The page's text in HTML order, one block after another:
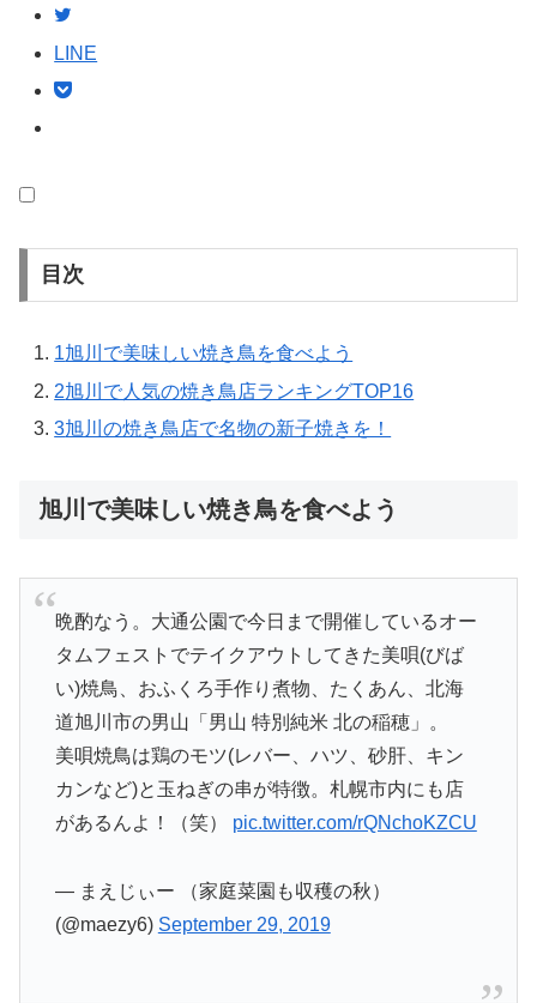
LINE
目次
1旭川で美味しい焼き鳥を食べよう
2旭川で人気の焼き鳥店ランキングTOP16
3旭川の焼き鳥店で名物の新子焼きを！
旭川で美味しい焼き鳥を食べよう
晩酌なう。大通公園で今日まで開催しているオー
タムフェストでテイクアウトしてきた美唄(びば
い)焼鳥、おふくろ手作り煮物、たくあん、北海
道旭川市の男山「男山 特別純米 北の稲穂」。
美唄焼鳥は鶏のモツ(レバー、ハツ、砂肝、キン
カンなど)と玉ねぎの串が特徴。札幌市内にも店
があるんよ！（笑） pic.twitter.com/rQNchoKZCU
— まえじぃー （家庭菜園も収穫の秋）
(@maezy6) September 29, 2019